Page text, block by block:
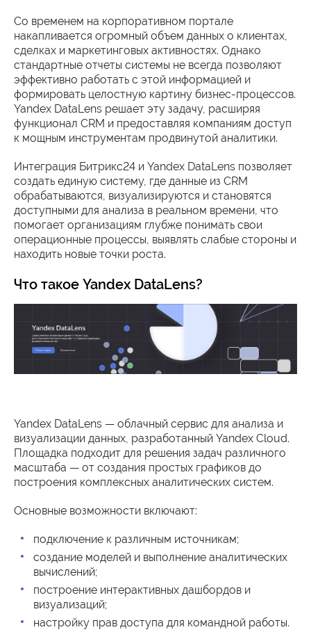
Со временем на корпоративном портале
накапливается огромный объем данных о клиентах,
сделках и маркетинговых активностях. Однако
стандартные отчеты системы не всегда позволяют
эффективно работать с этой информацией и
формировать целостную картину бизнес-процессов.
Yandex DataLens решает эту задачу, расширяя
функционал CRM и предоставляя компаниям доступ
к мощным инструментам продвинутой аналитики.
Интеграция Битрикс24 и Yandex DataLens позволяет
создать единую систему, где данные из CRM
обрабатываются, визуализируются и становятся
доступными для анализа в реальном времени, что
помогает организациям глубже понимать свои
операционные процессы, выявлять слабые стороны и
находить новые точки роста.
Что такое Yandex DataLens?
Yandex DataLens — облачный сервис для анализа и
визуализации данных, разработанный Yandex Cloud.
Площадка подходит для решения задач различного
масштаба — от создания простых графиков до
построения комплексных аналитических систем.
Основные возможности включают:
подключение к различным источникам;
создание моделей и выполнение аналитических
вычислений;
построение интерактивных дашбордов и
визуализаций;
настройку прав доступа для командной работы.